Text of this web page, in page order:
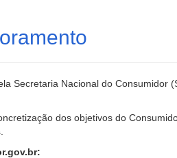
Secretaria Nacional do
dos objetivos do